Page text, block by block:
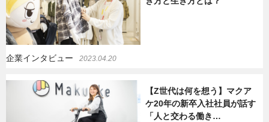
企業インタビュー 2023.04.20
【Z世代は何を想う】マクア
ケ20年の新卒入社社員が話す
「人と交わる働き…